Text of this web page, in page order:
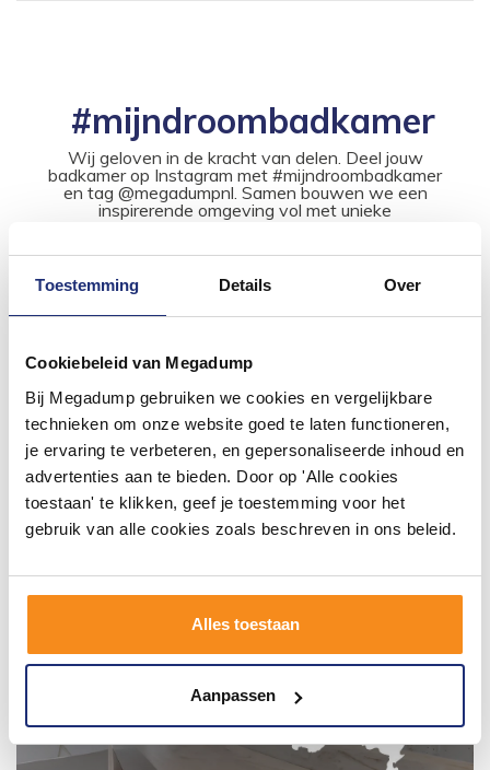
Toestemming Details Over
Cookiebeleid van Megadump
Bij Megadump gebruiken we cookies en vergelijkbare
technieken om onze website goed te laten functioneren,
je ervaring te verbeteren, en gepersonaliseerde inhoud en
advertenties aan te bieden. Door op 'Alle cookies
toestaan' te klikken, geef je toestemming voor het
gebruik van alle cookies zoals beschreven in ons beleid.
Alles toestaan
Aanpassen
#mijndroombadkamer
Wij geloven in de kracht van delen. Deel jouw
badkamer op Instagram met #mijndroombadkamer
en tag @megadumpnl. Samen bouwen we een
inspirerende omgeving vol met unieke